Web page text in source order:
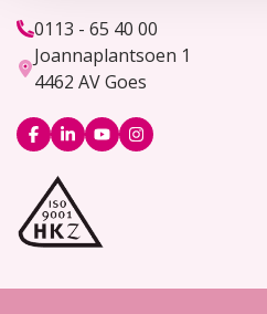
0113 - 65 40 00
Joannaplantsoen 1
4462 AV Goes
Logo
Facebook
Logo
LinkedIn
LogoLogo